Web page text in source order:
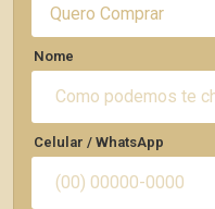
Quero Comprar
Nome
Celular / WhatsApp